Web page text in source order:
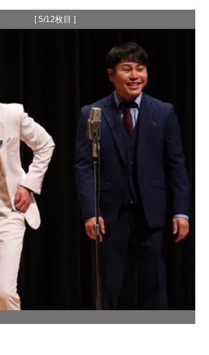
[ 5/12枚目 ]